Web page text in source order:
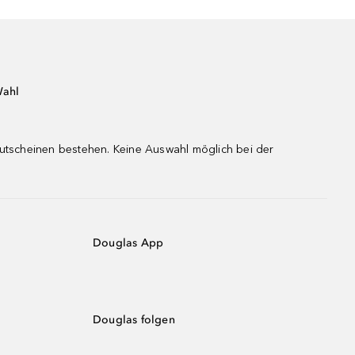
bestehen. Keine Auswahl möglich bei der
Douglas App
Douglas folgen